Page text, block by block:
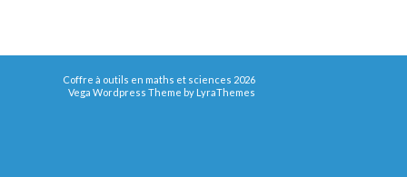
Coffre à outils en maths et sciences 2026
Vega Wordpress Theme by LyraThemes